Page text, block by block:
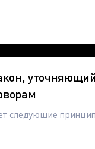
следующие